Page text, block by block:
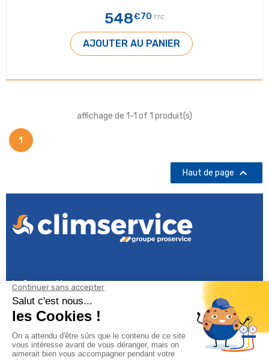
548€70 TTC
AJOUTER AU PANIER
affichage de 1-1 of 1 produit(s)
1
Haut de page 
Informations
Climservice 
Informations 